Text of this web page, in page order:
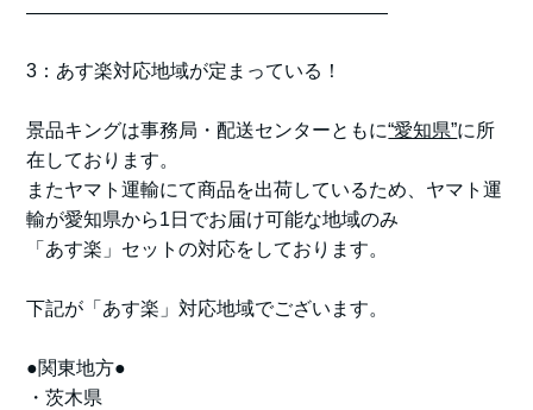
———————————————————
3：あす楽対応地域が定まっている！
景品キングは事務局・配送センターともに“愛知県”に所
在しております。
またヤマト運輸にて商品を出荷しているため、ヤマト運
輸が愛知県から1日でお届け可能な地域のみ
「あす楽」セットの対応をしております。
下記が「あす楽」対応地域でございます。
●関東地方●
・茨木県